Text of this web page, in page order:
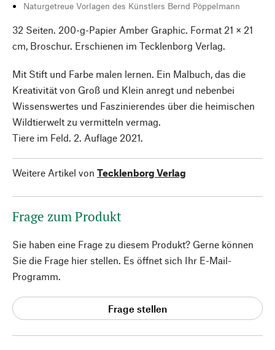
Naturgetreue Vorlagen des Künstlers Bernd Pöppelmann
32 Seiten. 200-g-Papier Amber Graphic. Format 21 × 21
cm, Broschur. Erschienen im Tecklenborg Verlag.
Mit Stift und Farbe malen lernen. Ein Malbuch, das die
Kreativität von Groß und Klein anregt und nebenbei
Wissenswertes und Faszinierendes über die heimischen
Wildtierwelt zu vermitteln vermag.
Tiere im Feld. 2. Auflage 2021.
Weitere Artikel von Tecklenborg Verlag
Frage zum Produkt
Sie haben eine Frage zu diesem Produkt? Gerne können
Sie die Frage hier stellen. Es öffnet sich Ihr E-Mail-
Programm.
Frage stellen